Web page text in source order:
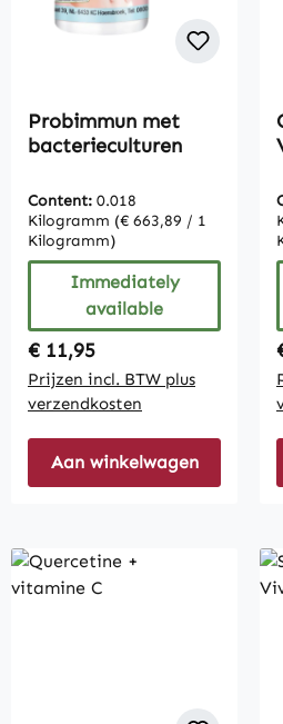
Probimmun met
bacterieculturen
Content: 0.018
Kilogramm (€ 663,89 / 1
Kilogramm)
Immediately
available
Regular price:
€ 11,95
Prijzen incl. BTW plus
verzendkosten
Aan winkelwagen